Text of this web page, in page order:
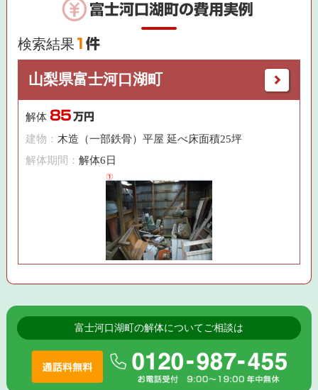
富士河口湖町の費用実例
検索結果 1件
山梨県富士河口湖町
解体 85 万円
建物：木造（一部鉄骨）平屋 延べ床面積25坪
解体期間：解体6日
富士河口湖町の解体についてご相談は